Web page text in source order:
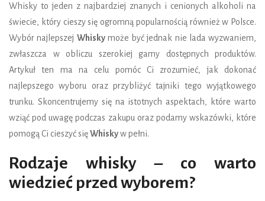
Whisky to jeden z najbardziej znanych i cenionych alkoholi na
świecie, który cieszy się ogromną popularnością również w Polsce.
Wybór najlepszej Whiskymoże być jednak nie lada wyzwaniem,
zwłaszcza w obliczu szerokiej gamy dostępnych produktów.
Artykuł ten ma na celu pomóc Ci zrozumieć, jak dokonać
najlepszego wyboru oraz przybliżyć tajniki tego wyjątkowego
trunku. Skoncentrujemy się na istotnych aspektach, które warto
wziąć pod uwagę podczas zakupu oraz podamy wskazówki, które
pomogą Ci cieszyć sięWhiskyw pełni.
Rodzaje whisky – co warto
wiedzieć przed wyborem?